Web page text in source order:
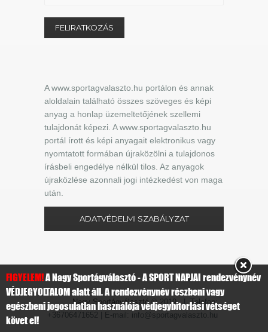
A www.sportagvalaszto.hu portálon és annak
aloldalain található összes szöveges és képi
anyag a honlap üzemeltetőjének szellemi
tulajdonát képezi. A www.sportagvalaszto.hu
portál írott és képi anyagait elektronikus vagy
nyomtatott formában újraközölni a tulajdonos
írásbeli engedélye nélkül tilos. Az anyagok
újraközlése azonnali jogi intézkedést von maga
után.
ADATVÉDELMI SZABÁLYZAT
Nagy Sportágválasztó© 2019 | Telefon:
+36706471652 | E-mail: info@sportagvalaszto.hu
FIGYELEM!A Nagy Sportágválasztó - A SPORT NAPJAI rendezvénynév
VÉDJEGYOLTALOM alatt áll. A rendezvénynév részbeni vagy
egészbeni jogosulatlan használója védjegybitorlási vétséget
követ el!